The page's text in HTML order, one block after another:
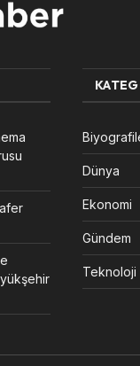
Dünya
Ekonomi
Gündem
Teknoloji